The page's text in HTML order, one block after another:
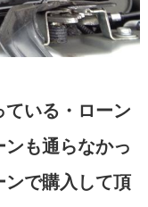
いる・ローン
も通らなかっ
ンで購入して頂